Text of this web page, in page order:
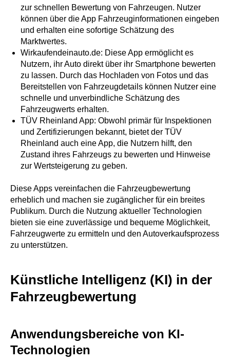
zur schnellen Bewertung von Fahrzeugen. Nutzer
können über die App Fahrzeuginformationen eingeben
und erhalten eine sofortige Schätzung des
Marktwertes.
Wirkaufendeinauto.de: Diese App ermöglicht es
Nutzern, ihr Auto direkt über ihr Smartphone bewerten
zu lassen. Durch das Hochladen von Fotos und das
Bereitstellen von Fahrzeugdetails können Nutzer eine
schnelle und unverbindliche Schätzung des
Fahrzeugwerts erhalten.
TÜV Rheinland App: Obwohl primär für Inspektionen
und Zertifizierungen bekannt, bietet der TÜV
Rheinland auch eine App, die Nutzern hilft, den
Zustand ihres Fahrzeugs zu bewerten und Hinweise
zur Wertsteigerung zu geben.
Diese Apps vereinfachen die Fahrzeugbewertung
erheblich und machen sie zugänglicher für ein breites
Publikum. Durch die Nutzung aktueller Technologien
bieten sie eine zuverlässige und bequeme Möglichkeit,
Fahrzeugwerte zu ermitteln und den Autoverkaufsprozess
zu unterstützen.
Künstliche Intelligenz (KI) in der
Fahrzeugbewertung
Anwendungsbereiche von KI-
Technologien